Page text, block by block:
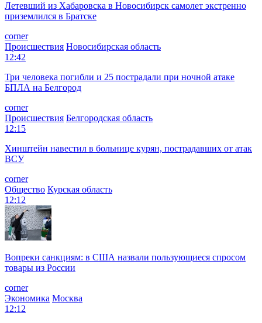
Летевший из Хабаровска в Новосибирск самолет экстренно
приземлился в Братске
corner
Происшествия Новосибирская область
12:42
Три человека погибли и 25 пострадали при ночной атаке
БПЛА на Белгород
corner
Происшествия Белгородская область
12:15
Хинштейн навестил в больнице курян, пострадавших от атак
ВСУ
corner
Общество Курская область
12:12
Вопреки санкциям: в США назвали пользующиеся спросом
товары из России
corner
Экономика Москва
12:12